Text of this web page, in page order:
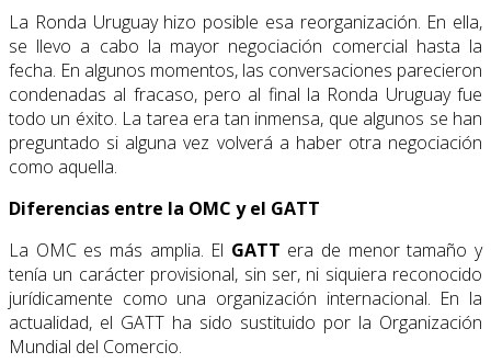
La Ronda Uruguay hizo posible esa reorganización. En ella,
se llevo a cabo la mayor ne­gociación comercial hasta la
fecha. En algunos momentos, las conversaciones parecieron
condenadas al fracaso, pero al final la Ronda Uruguay fue
todo un éxito. La tarea era tan inmensa, que algunos se han
preguntado si alguna vez volverá a haber otra negociación
como aquella.
Diferencias entre la OMC y el GATT
La OMC es más amplia. El GATT era de menor tamaño y
tenía un carácter provisional, sin ser, ni siquiera reconocido
jurídicamente como una organización internacional. En la
actualidad, el GATT ha sido sustituido por la Organización
Mundial del Comercio.